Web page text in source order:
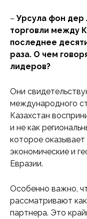
–Урсула фон дер
торговли между
последнее
раза. О чем
лидеров?
Они
международного
Казахстан
и не как
которое
экономические и
Евразии.
Особенно важно,
рассматривают
партнера. Это